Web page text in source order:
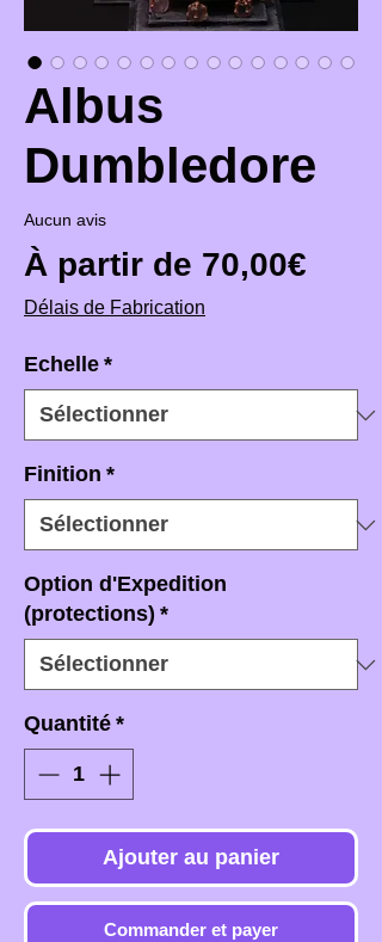
Albus
Dumbledore
Aucun avis
À partir de 70,00€
Délais de Fabrication
Echelle *
Finition *
Option d'Expedition
(protections) *
Quantité *
Ajouter au panier
Commander et payer